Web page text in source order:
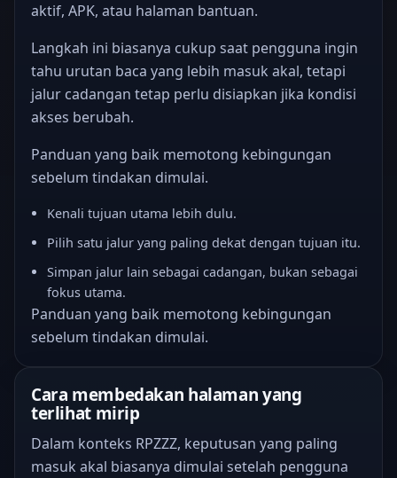
aktif, APK, atau halaman bantuan.
Langkah ini biasanya cukup saat pengguna ingin
tahu urutan baca yang lebih masuk akal, tetapi
jalur cadangan tetap perlu disiapkan jika kondisi
akses berubah.
Panduan yang baik memotong kebingungan
sebelum tindakan dimulai.
Kenali tujuan utama lebih dulu.
Pilih satu jalur yang paling dekat dengan tujuan itu.
Simpan jalur lain sebagai cadangan, bukan sebagai
fokus utama.
Panduan yang baik memotong kebingungan
sebelum tindakan dimulai.
Cara membedakan halaman yang
terlihat mirip
Dalam konteks RPZZZ, keputusan yang paling
masuk akal biasanya dimulai setelah pengguna